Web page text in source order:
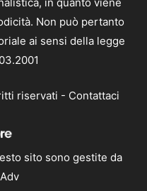
Non può pertanto
ai sensi della legge
riservati - Contattaci
sito sono gestite da